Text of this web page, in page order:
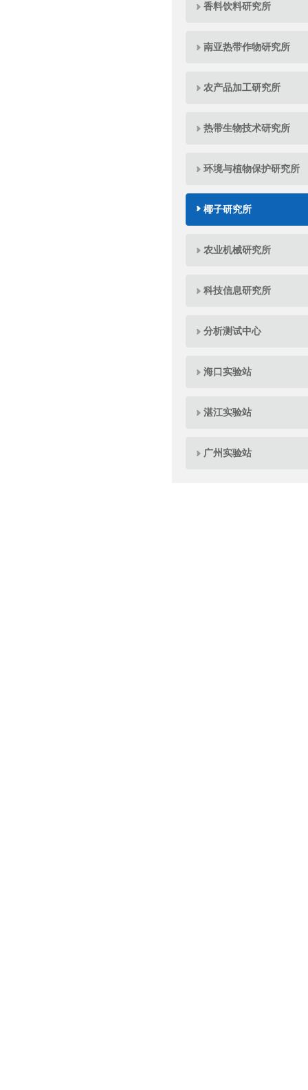
香料饮料研究所
南亚热带作物研究所
农产品加工研究所
热带生物技术研究所
环境与植物保护研究所
椰子研究所
农业机械研究所
科技信息研究所
分析测试中心
海口实验站
湛江实验站
广州实验站